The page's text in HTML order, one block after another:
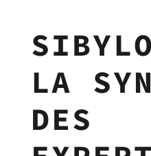
LA
DES